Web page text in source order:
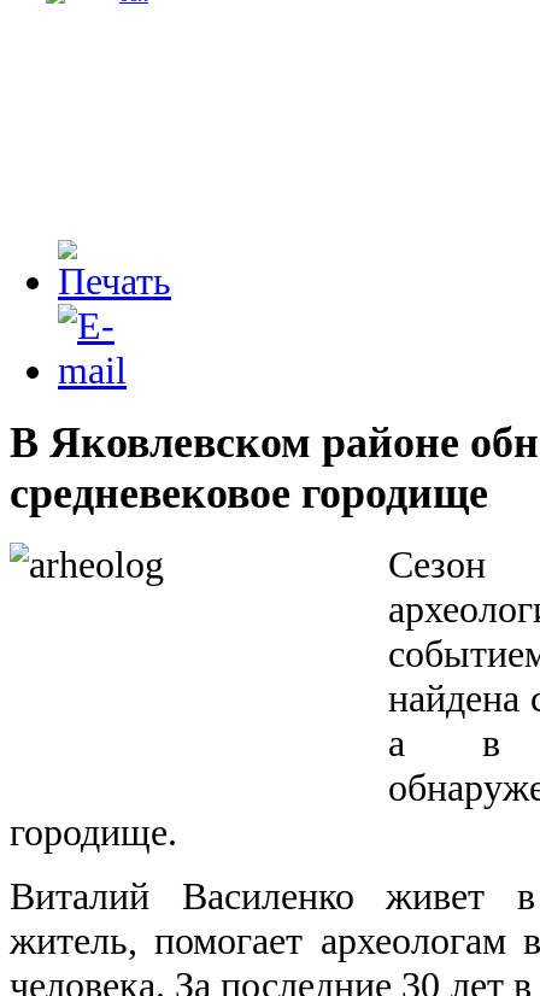
В Яковлевском районе
средневековое городище
Сезон
найдена
а в
городище.
Виталий Василенко живет
житель, помогает археологам
человека. За последние 30 лет